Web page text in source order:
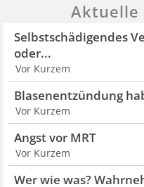
Aktuelle
Selbstschädigendes
oder...
Vor Kurzem
Blasenentzündung
Vor Kurzem
Angst vor MRT
Vor Kurzem
Wer wie was?